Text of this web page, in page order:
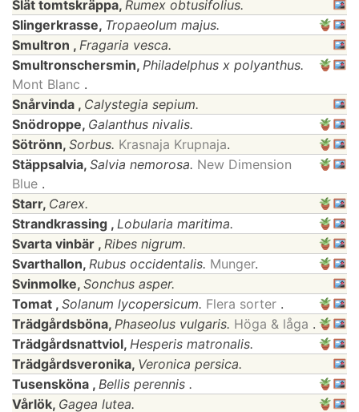
Slät tomtskräppa, Rumex obtusifolius.
Slingerkrasse, Tropaeolum majus.
Smultron , Fragaria vesca.
Smultronschersmin, Philadelphus x polyanthus.
Mont Blanc .
Snårvinda , Calystegia sepium.
Snödroppe, Galanthus nivalis.
Sötrönn, Sorbus. Krasnaja Krupnaja.
Stäppsalvia, Salvia nemorosa. New Dimension
Blue .
Starr, Carex.
Strandkrassing , Lobularia maritima.
Svarta vinbär , Ribes nigrum.
Svarthallon, Rubus occidentalis. Munger.
Svinmolke, Sonchus asper.
Tomat , Solanum lycopersicum. Flera sorter .
Trädgårdsböna, Phaseolus vulgaris. Höga & låga .
Trädgårdsnattviol, Hesperis matronalis.
Trädgårdsveronika, Veronica persica.
Tusensköna , Bellis perennis .
Vårlök, Gagea lutea.